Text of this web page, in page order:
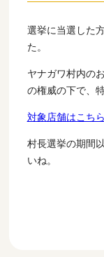
選挙に当選した
た。
ヤナガワ村内の
の権威の下で、
対象店舗はこちら
村長選挙の期間
いね。